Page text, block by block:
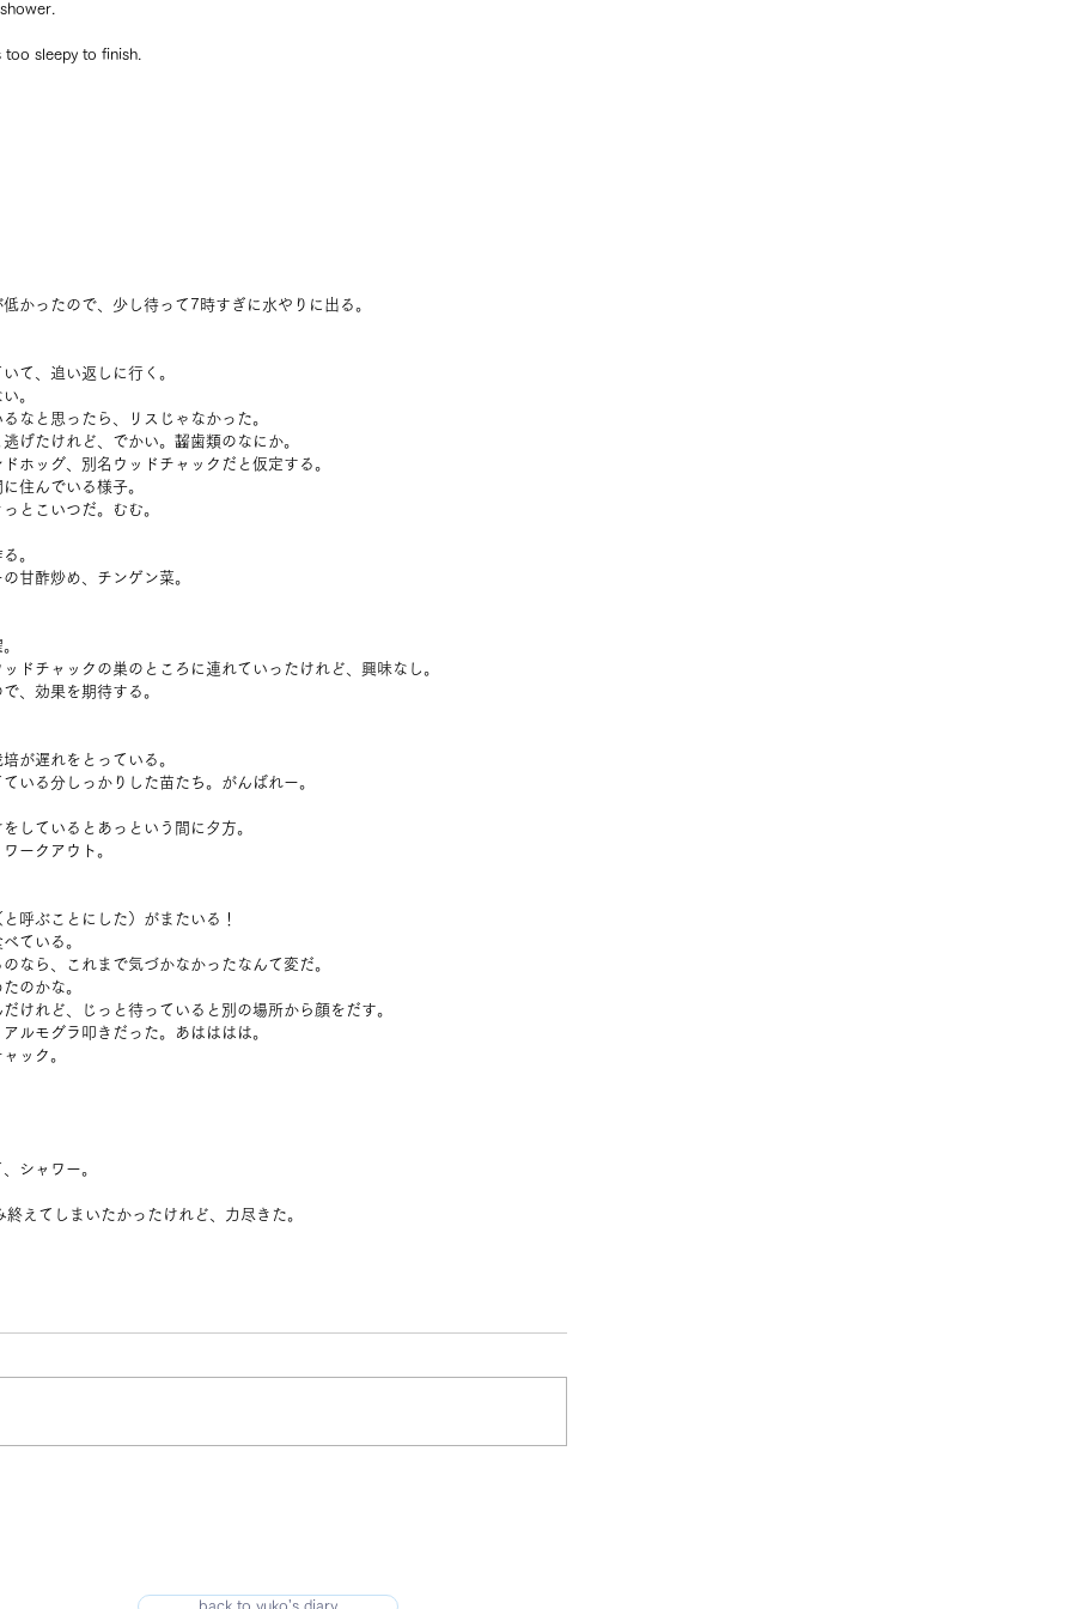
sleepy to finish.
かったので、少し待って7時すぎに水やりに出る。
て、追い返しに行く。
。
なと思ったら、リスじゃなかった。
げたけれど、でかい。齧歯類のなにか。
ホッグ、別名ウッドチャックだと仮定する。
住んでいる様子。
とこいつだ。むむ。
。
甘酢炒め、チンゲン菜。
ドチャックの巣のところに連れていったけれど、興味なし。
、効果を期待する。
が遅れをとっている。
いる分しっかりした苗たち。がんばれー。
しているとあっという間に夕方。
ークアウト。
呼ぶことにした）がまたいる！
ている。
なら、これまで気づかなかったなんて変だ。
のかな。
けれど、じっと待っていると別の場所から顔をだす。
ルモグラ叩きだった。あはははは。
ック。
シャワー。
えてしまいたかったけれど、力尽きた。